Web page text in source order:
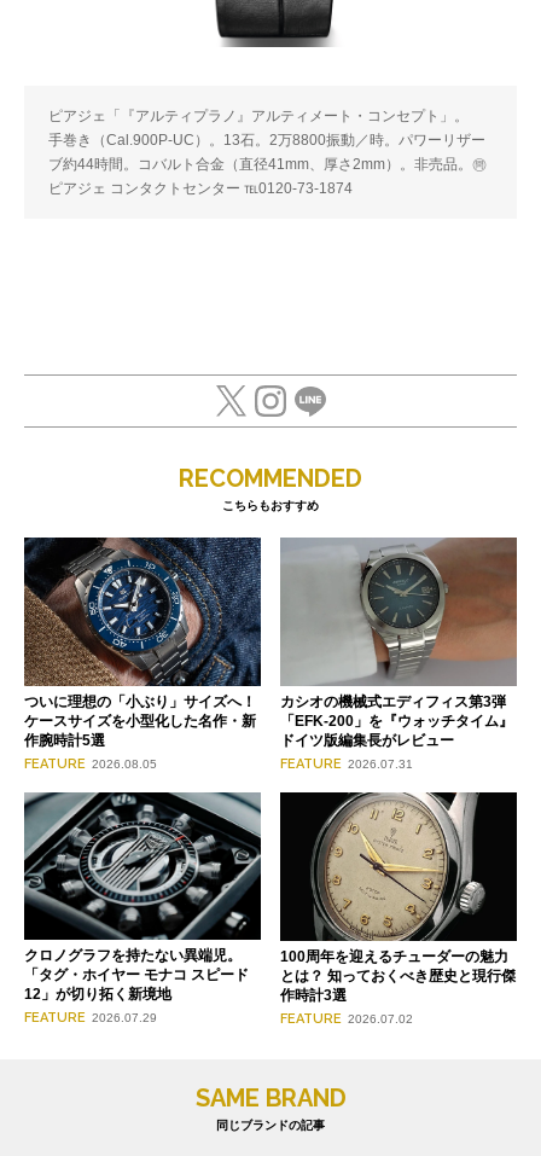
ピアジェ「『アルティプラノ』アルティメート・コンセプト」。
手巻き（Cal.900P-UC）。13石。2万8800振動／時。パワーリザー
ブ約44時間。コバルト合金（直径41mm、厚さ2mm）。非売品。㉄
ピアジェ コンタクトセンター ℡0120-73-1874
RECOMMENDED
こちらもおすすめ
ついに理想の「小ぶり」サイズへ！
ケースサイズを小型化した名作・新
作腕時計5選
FEATURE 2026.08.05
カシオの機械式エディフィス第3弾
「EFK-200」を『ウォッチタイム』
ドイツ版編集長がレビュー
FEATURE 2026.07.31
クロノグラフを持たない異端児。
「タグ・ホイヤー モナコ スピード
12」が切り拓く新境地
FEATURE 2026.07.29
100周年を迎えるチューダーの魅力
とは？ 知っておくべき歴史と現行傑
作時計3選
FEATURE 2026.07.02
SAME BRAND
同じブランドの記事